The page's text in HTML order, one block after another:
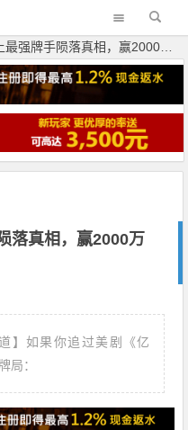
手陨落真相，赢2000万却连命都DU输
落真相，赢2000万
】如果你追过美剧《亿
局：